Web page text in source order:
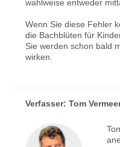
wahlweise entweder
Wenn Sie diese Fehler
die Bachblüten für
Sie werden schon bald
wirken.
Verfasser:Tom